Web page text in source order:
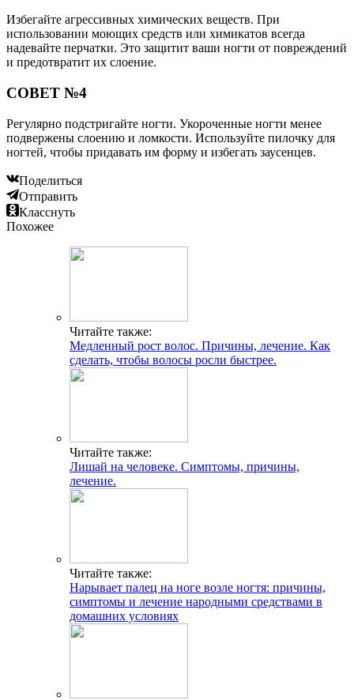
Избегайте агрессивных химических веществ. При
использовании моющих средств или химикатов всегда
надевайте перчатки. Это защитит ваши ногти от повреждений
и предотвратит их слоение.
СОВЕТ №4
Регулярно подстригайте ногти. Укороченные ногти менее
подвержены слоению и ломкости. Используйте пилочку для
ногтей, чтобы придавать им форму и избегать заусенцев.
Поделиться
Отправить
Класснуть
Похожее
Читайте также:
Медленный рост волос. Причины, лечение. Как
сделать, чтобы волосы росли быстрее.
Читайте также:
Лишай на человеке. Симптомы, причины,
лечение.
Читайте также:
Нарывает палец на ноге возле ногтя: причины,
симптомы и лечение народными средствами в
домашних условиях